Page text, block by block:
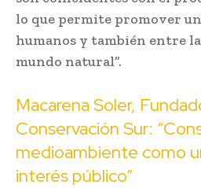
lo que permite promover
humanos y también entre
mundo natural”.
Macarena Soler,
Conservación Sur:
medioambiente como
interés público”